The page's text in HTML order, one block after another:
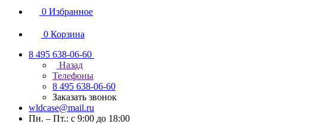
0 Избранное
0 Корзина
8 495 638-06-60
Назад
Телефоны
8 495 638-06-60
Заказать звонок
wldcase@mail.ru
Пн. – Пт.: с 9:00 до 18:00